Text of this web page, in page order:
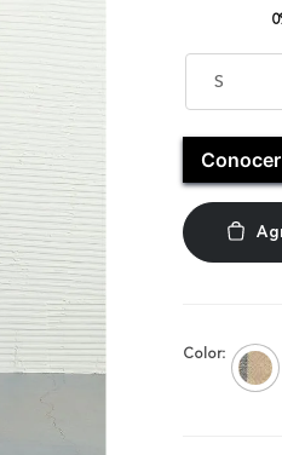
S
Color: